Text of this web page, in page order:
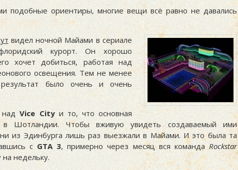
подобные ориентиры, многие вещи всё равно не давались
видел ночной Майами в сериале
курорт. Он хорошо
хочет добиться, работая над
освещения. Тем не менее
было очень и очень
надVice Cityи то, что основная
в Шотландии. Чтобы вживую увидеть создаваемый ими
из Эдинбурга лишь раз выезжали в Майами. И это была та
с GTA 3, примерно через месяц вся командаRockstar
недельку.